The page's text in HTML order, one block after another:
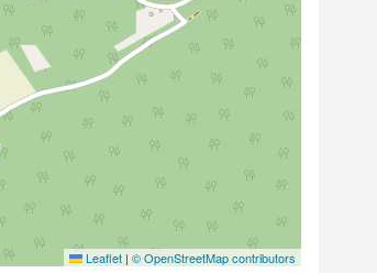
Leaflet | © OpenStreetMap contributors